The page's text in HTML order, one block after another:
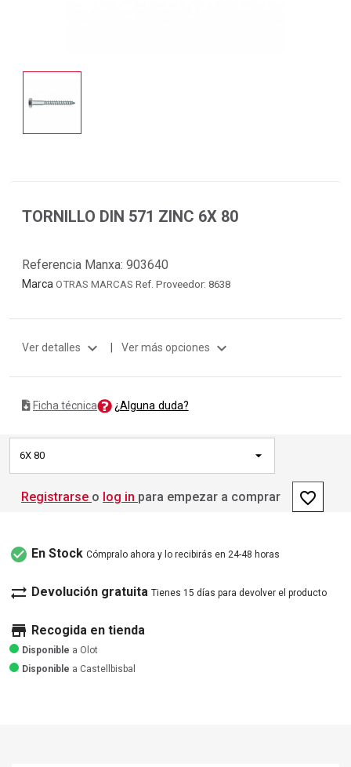
TORNILLO DIN 571 ZINC 6X 80
Referencia Manxa: 903640
Marca OTRAS MARCAS Ref. Proveedor: 8638
Ver detalles expand_more | Ver más opciones expand_more
Ficha técnica ¿Alguna duda?
6X 80
Registrarse o log in para empezar a comprar favorite_border
check_circle En Stock Cómpralo ahora y lo recibirás en 24-48 horas
sync_alt Devolución gratuita Tienes 15 días para devolver el producto
store Recogida en tienda
Disponible a Olot
Disponible a Castellbisbal